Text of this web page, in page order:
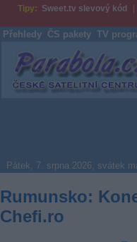
Tipy: Sweet.tv slevový kód
Přehledy ČS pakety TV
Parabola.cz
Pátek, 7. srpna 2026, svátek
Rumunsko:
Chefi.ro